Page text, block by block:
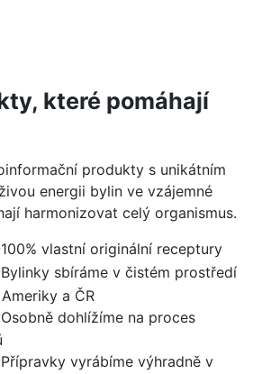
které pomáhají
produkty s unikátním
energii bylin ve vzájemné
harmonizovat celý organismus.
100% vlastní originální receptury
Bylinky sbíráme v čistém prostředí
a ČR
Osobně dohlížíme na proces
Přípravky vyrábíme výhradně v